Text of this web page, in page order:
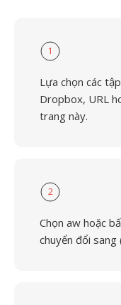
1
Lựa chọn các
Dropbox, URL
trang này.
2
Chọn aw hoặc
chuyển đổi